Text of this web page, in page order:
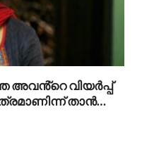
അവൻ്റെ വിയർപ്പ്
താൻ…